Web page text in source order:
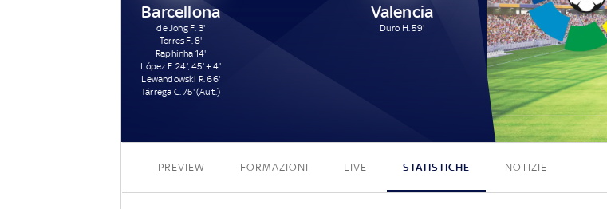
Barcellona
de Jong F. 3'
Torres F. 8'
Raphinha 14'
López F. 24', 45' + 4'
Lewandowski R. 66'
Tárrega C. 75' (Aut.)
Valencia
Duro H. 59'
7 - 1
PREVIEW FORMAZIONI LIVE STATISTICHE NOTIZIE